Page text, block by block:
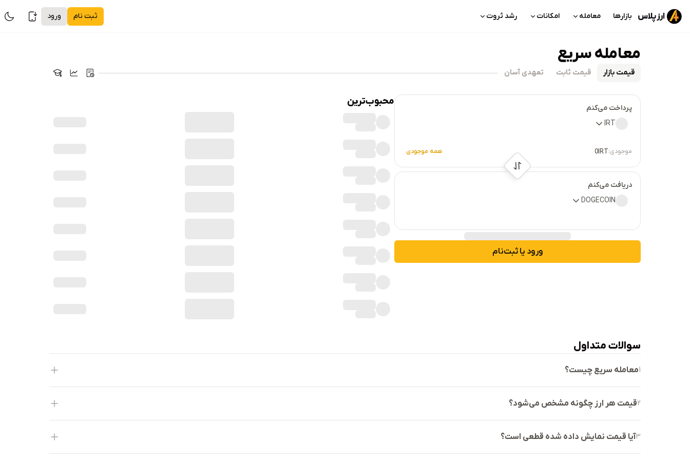
بازارها معامله امکانات رشد ثروت ثبت نام ورود
معامله سریع
قیمت بازار قیمت ثابت تعهدی آسان
پرداخت می‌کنم
IRT
موجودی:IRT
0 همه موجودی
دریافت می‌کنم
DOGECOIN
ورود یا ثبت‌نام
محبوب‌ترین
سوالات متداول
1معامله سریع چیست؟
2قیمت هر ارز چگونه مشخص می‌شود؟
3آیا قیمت نمایش داده شده قطعی است؟